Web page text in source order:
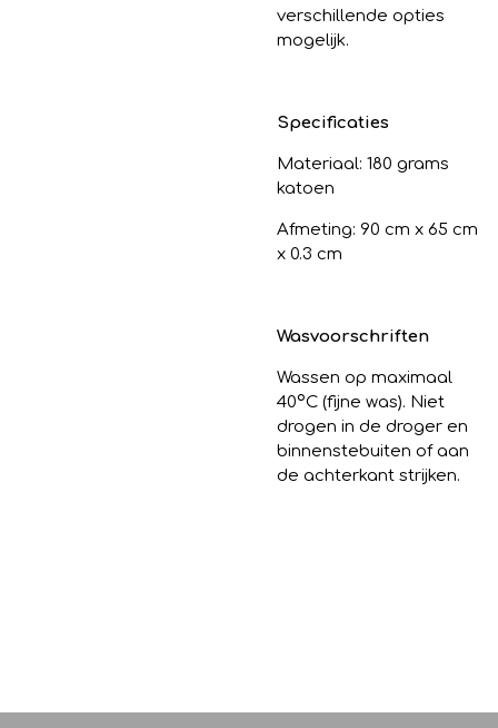
verschillende opties
mogelijk.
Specificaties
Materiaal: 180 grams
katoen
Afmeting: 90 cm x 65 cm
x 0.3 cm
Wasvoorschriften
Wassen op maximaal
40ºC (fijne was). Niet
drogen in de droger en
binnenstebuiten of aan
de achterkant strijken.